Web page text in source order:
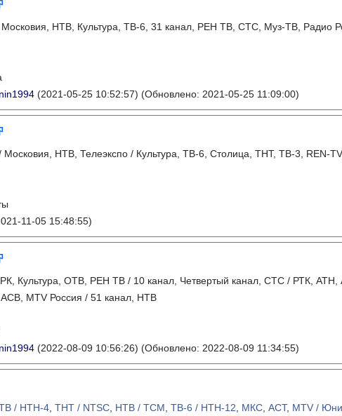
НТВ, Культура, ТВ-6, 31 канал, РЕН ТВ, СТС, Муз-ТВ, Радио
(2021-05-25 10:52:57) (Обновлено: 2021-05-25 11:09:00)
НТВ, Телеэкспо / Культура, ТВ-6, Столица, ТНТ, ТВ-3, REN-
11-05 15:48:55)
Культура, ОТВ, РЕН ТВ / 10 канал, Четвертый канал, СТС / РТК,
MTV Россия / 51 канал, НТВ
(2022-08-09 10:56:26) (Обновлено: 2022-08-09 11:34:55)
/ НТН-4 ТНТ / NTSC НТВ / ТСМ ТВ-6 / НТН-12 МКС АСТ, MTV /